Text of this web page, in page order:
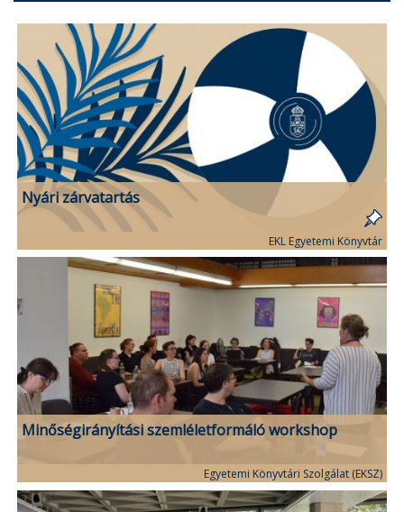
Nyári zárvatartás
EKL Egyetemi Könyvtár
Minőségirányítási szemléletformáló workshop
Egyetemi Könyvtári Szolgálat (EKSZ)